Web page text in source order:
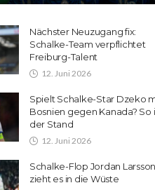
Nächster Neuzugang fix:
Schalke-Team verpflichtet
Freiburg-Talent
12. Juni 2026
Spielt Schalke-Star Dzeko
Bosnien gegen Kanada? So
der Stand
12. Juni 2026
Schalke-Flop Jordan Larsson
zieht es in die Wüste